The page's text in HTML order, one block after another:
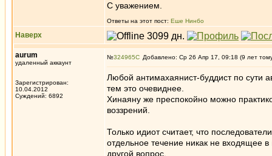
С уважением.
Ответы на этот пост: Еше Нинбо
Наверх
aurum
удаленный аккаунт
Зарегистрирован:
10.04.2012
Суждений: 6892
№324965 Добавлено: Ср 26 Апр 17, 09:18 (9 лет
Любой антимахаянист-буддист по сути
тем это очевиднее.
Хинаяну же преспокойно можно
воззрений.
Только идиот считает, что
отдельное течение никак не входящее
другой вопрос.